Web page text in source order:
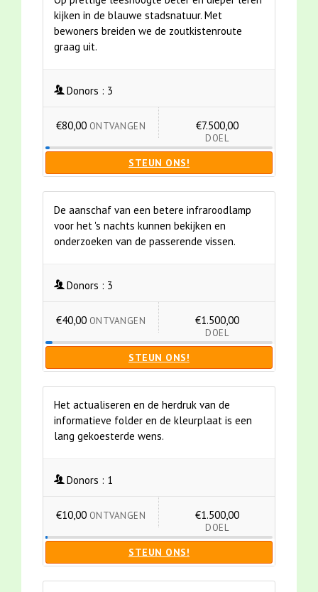
kijken in de blauwe stadsnatuur. Met
bewoners breiden we de zoutkistenroute
graag uit.
Donors : 3
€80,00 ONTVANGEN €7.500,00
DOEL
STEUN ONS!
De aanschaf van een betere infraroodlamp
voor het 's nachts kunnen bekijken en
onderzoeken van de passerende vissen.
Donors : 3
€40,00 ONTVANGEN €1.500,00
DOEL
STEUN ONS!
Het actualiseren en de herdruk van de
informatieve folder en de kleurplaat is een
lang gekoesterde wens.
Donors : 1
€10,00 ONTVANGEN €1.500,00
DOEL
STEUN ONS!